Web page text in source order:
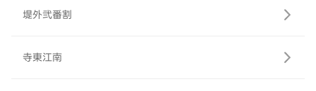
堤外弐番割
寺東江南